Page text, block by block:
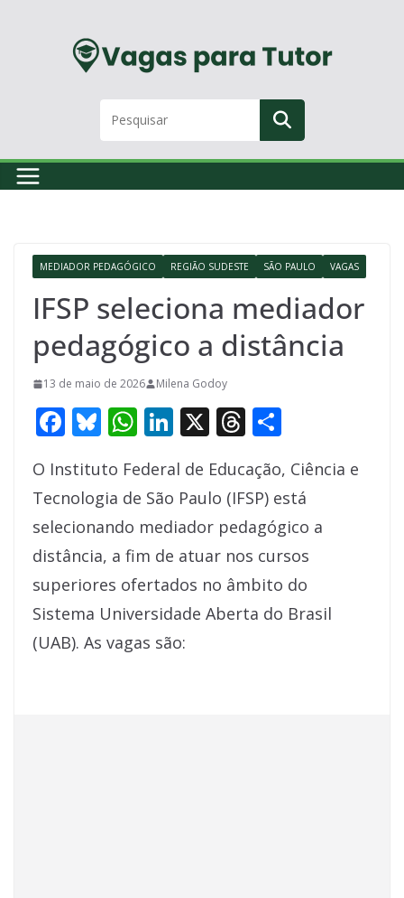
MEDIADOR PEDAGÓGICO REGIÃO SUDESTE SÃO PAULO VAGAS
IFSP seleciona mediador
pedagógico a distância
13 de maio de 2026 Milena Godoy
F
e
b
o
o
k
Bl
e
sk
y
W
at
s
A
p
p
Li
k
e
dI
n
X T
re
a
d
s
ar
e
O Instituto Federal de Educação, Ciência e
Tecnologia de São Paulo (IFSP) está
selecionando mediador pedagógico a
distância, a fim de atuar nos cursos
superiores ofertados no âmbito do
Sistema Universidade Aberta do Brasil
(UAB). As vagas são: